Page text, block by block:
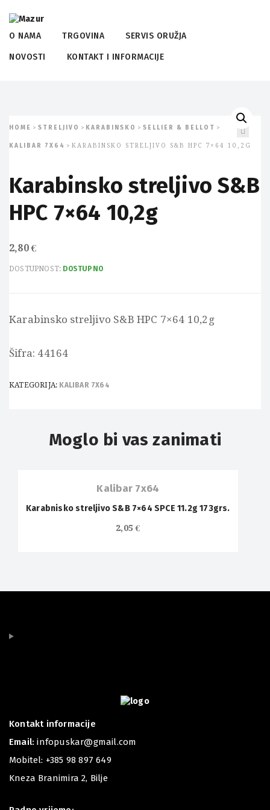
O NAMA TRGOVINA SERVIS ORUŽJA
NOVOSTI KONTAKT I INFORMACIJE
HOME > STRELJIVO > KARABINSKO > SELLIER & BELLOT >
KALIBAR 7X64 > KARABINSKO STRELJIVO S&B HPC 7×64 10,2G
Karabinsko streljivo S&B
HPC 7×64 10,2g
2,80€
DOSTUPNOST: DOSTUPNO
Karabinsko streljivo S&B HPC 7×64 10,2g
Šifra: 44164
KATEGORIJA: KALIBAR 7X64
Moglo bi vas zanimati
Kalibar 7x64
Karabnisko streljivo S&B 7×64 SPCE 11.2g 173grs.
2,05€
Kontakt informacije
Email:infopuskar@gmail.com
Mobitel: +385 98 897 649
Kneza Branimira 2, Bilje